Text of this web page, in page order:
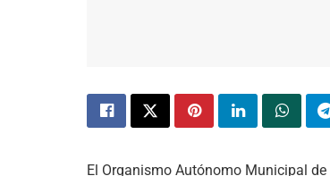
El Organismo Autónomo Municipal de